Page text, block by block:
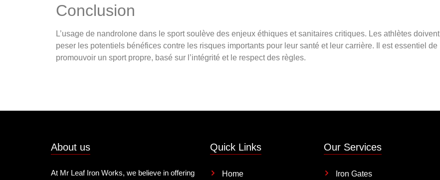
Conclusion
L’usage de nandrolone dans le sport soulève des enjeux éthiques et sanitaires critiques. Les athlètes doivent
peser les potentiels bénéfices contre les risques importants pour leur santé et leur carrière. Il est essentiel de
promouvoir un sport propre, basé sur l’intégrité et le respect des règles.
About us
At Mr Leaf Iron Works, we believe in offering
Quick Links
Home
Our Services
Iron Gates